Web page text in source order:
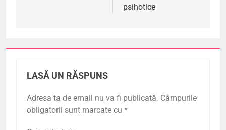
psihotice
LASĂ UN RĂSPUNS
Adresa ta de email nu va fi publicată. Câmpurile
obligatorii sunt marcate cu *